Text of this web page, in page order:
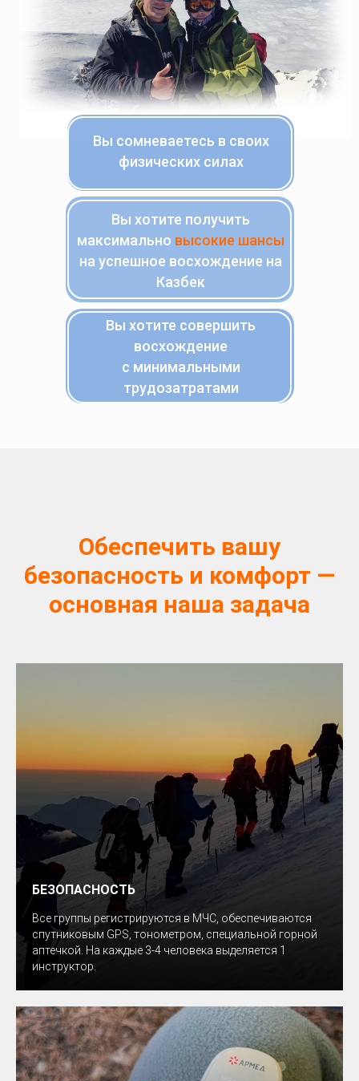
Вы хотите совершить
восхождение
с минимальными
трудозатратами
Вы хотите получить
максимально высокие шансы
на успешное восхождение на
Казбек
Вы сомневаетесь в своих
физических силах
Обеспечить вашу
безопасность и комфорт —
основная наша задача
БЕЗОПАСНОСТЬ
Все группы регистрируются в МЧС, обеспечиваются
спутниковым GPS, тонометром, специальной горной
аптечкой. На каждые 3-4 человека выделяется 1
инструктор.